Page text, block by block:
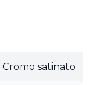
Cromo satinato